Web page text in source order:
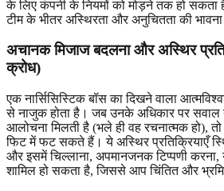
के लिए कंपनी के नियमों को मोड़ने तक हो
टीम के भीतर अस्थिरता और अनुचितता की भावना
अचानक मिजाज बदलना और अस्थिर
क्रोध)
एक नार्सिसिस्टिक बॉस का दिखने वाला
से नाजुक होता है। जब उनके अधिकार पर सवाल
आलोचना मिलती है (भले ही वह रचनात्मक हो),
फिट में फट सकते हैं। ये अस्थिर प्रतिक्रियाएँ
और इसमें चिल्लाना, अपमानजनक टिप्पणी करना,
शामिल हो सकता है, जिससे आप चिंतित और